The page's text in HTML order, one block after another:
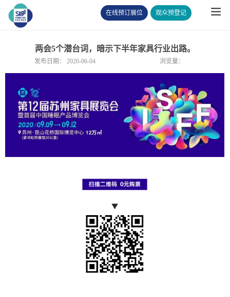
观众预登记
在线预订展位
两会5个潜台词，暗示下半年家具行业出路。
发布日期： 2020-06-04 浏览量：